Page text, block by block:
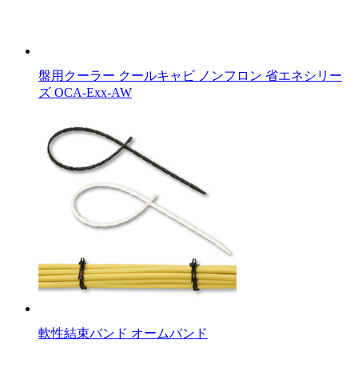
盤用クーラー クールキャビ ノンフロン 省エネシリー
ズ OCA-Exx-AW
軟性結束バンド オームバンド